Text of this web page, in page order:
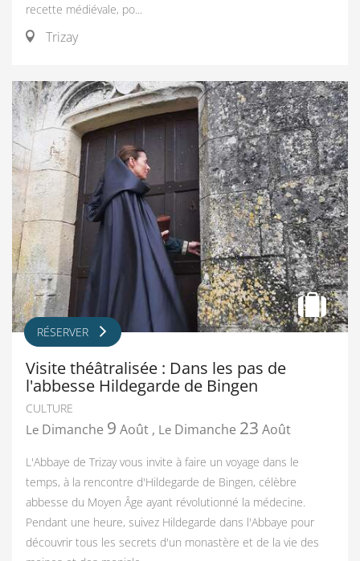
recette médiévale, po...
Trizay
RÉSERVER
Visite théâtralisée : Dans les pas de
l'abbesse Hildegarde de Bingen
CULTURE
Le Dimanche 9 Août , Le Dimanche 23 Août
L'Abbaye de Trizay vous invite à faire un voyage dans le
temps, à la rencontre d'Hildegarde de Bingen, célèbre
abbesse du Moyen Âge ayant révolutionné la médecine.
Pendant une heure, suivez Hildegarde dans l'Abbaye pour
découvrir tous les secrets d'un monastère et de la vie des